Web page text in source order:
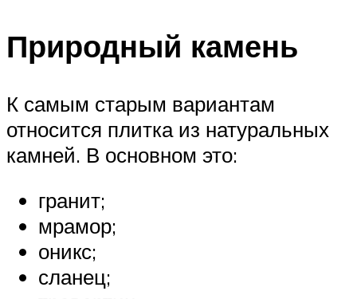
Природный камень
К самым старым вариантам
относится плитка из натуральных
камней. В основном это:
гранит;
мрамор;
оникс;
сланец;